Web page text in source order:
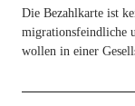
Die Bezahlkarte ist
migrationsfeindliche
wollen in einer